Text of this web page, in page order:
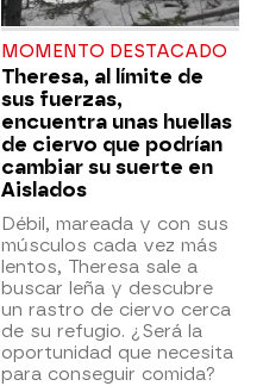
MOMENTO DESTACADO
Theresa, al límite de
sus fuerzas,
encuentra unas huellas
de ciervo que podrían
cambiar su suerte en
Aislados
Débil, mareada y con sus
músculos cada vez más
lentos, Theresa sale a
buscar leña y descubre
un rastro de ciervo cerca
de su refugio. ¿Será la
oportunidad que necesita
para conseguir comida?